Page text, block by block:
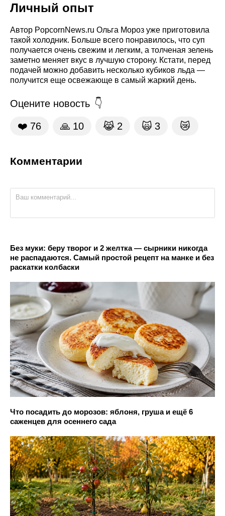
Личный опыт
Автор PopcornNews.ru Ольга Мороз уже приготовила
такой холодник. Больше всего понравилось, что суп
получается очень свежим и легким, а толченая зелень
заметно меняет вкус в лучшую сторону. Кстати, перед
подачей можно добавить несколько кубиков льда —
получится еще освежающе в самый жаркий день.
Оцените новость
❤️ 76 🙏 10 😹 2 🙀 3 😿
Комментарии
Без муки: беру творог и 2 желтка — сырники никогда
не распадаются. Самый простой рецепт на манке и без
раскатки колбаски
Что посадить до морозов: яблоня, груша и ещё 6
саженцев для осеннего сада